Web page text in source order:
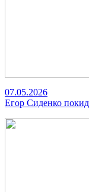
07.05.2026
Егор Сиденко